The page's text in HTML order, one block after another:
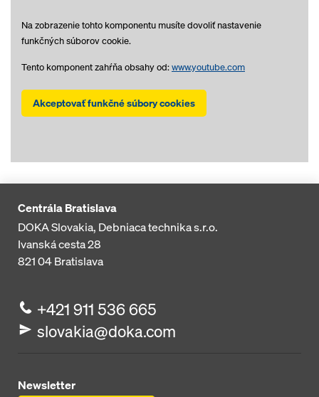
Na zobrazenie tohto komponentu musíte dovoliť nastavenie
funkčných súborov cookie.
Tento komponent zahŕňa obsahy od:www.youtube.com
Akceptovať funkčné súbory cookies
Centrála Bratislava
DOKA Slovakia, Debniaca technika s.r.o.
Ivanská cesta 28
821 04Bratislava
+421 911 536 665
slovakia@doka.com
Newsletter